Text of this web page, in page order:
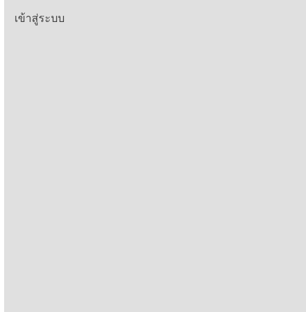
เข้าสู่ระบบ